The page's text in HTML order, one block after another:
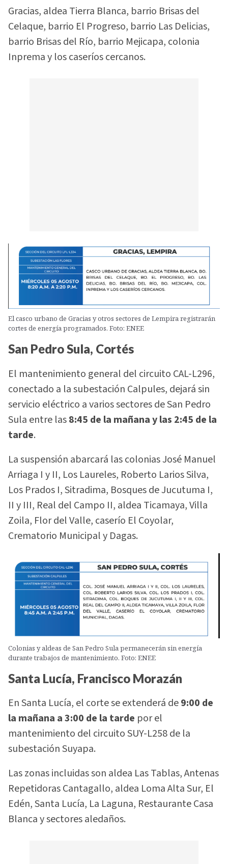
Gracias, aldea Tierra Blanca, barrio Brisas del
Celaque, barrio El Progreso, barrio Las Delicias,
barrio Brisas del Río, barrio Mejicapa, colonia
Inprema y los caseríos cercanos.
El casco urbano de Gracias y otros sectores de Lempira registrarán
cortes de energía programados. Foto: ENEE
San Pedro Sula, Cortés
El mantenimiento general del circuito CAL-L296,
conectado a la subestación Calpules, dejará sin
servicio eléctrico a varios sectores de San Pedro
Sula entre las8:45 de la mañana y las 2:45 de la
tarde.
La suspensión abarcará las colonias José Manuel
Arriaga I y II, Los Laureles, Roberto Larios Silva,
Los Prados I, Sitradima, Bosques de Jucutuma I,
II y III, Real del Campo II, aldea Ticamaya, Villa
Zoila, Flor del Valle, caserío El Coyolar,
Crematorio Municipal y Dagas.
Colonias y aldeas de San Pedro Sula permanecerán sin energía
durante trabajos de mantenimiento. Foto: ENEE
Santa Lucía, Francisco Morazán
En Santa Lucía, el corte se extenderá de9:00 de
la mañana a 3:00 de la tarde por el
mantenimiento del circuito SUY-L258 de la
subestación Suyapa.
Las zonas incluidas son aldea Las Tablas, Antenas
Repetidoras Cantagallo, aldea Loma Alta Sur, El
Edén, Santa Lucía, La Laguna, Restaurante Casa
Blanca y sectores aledaños.